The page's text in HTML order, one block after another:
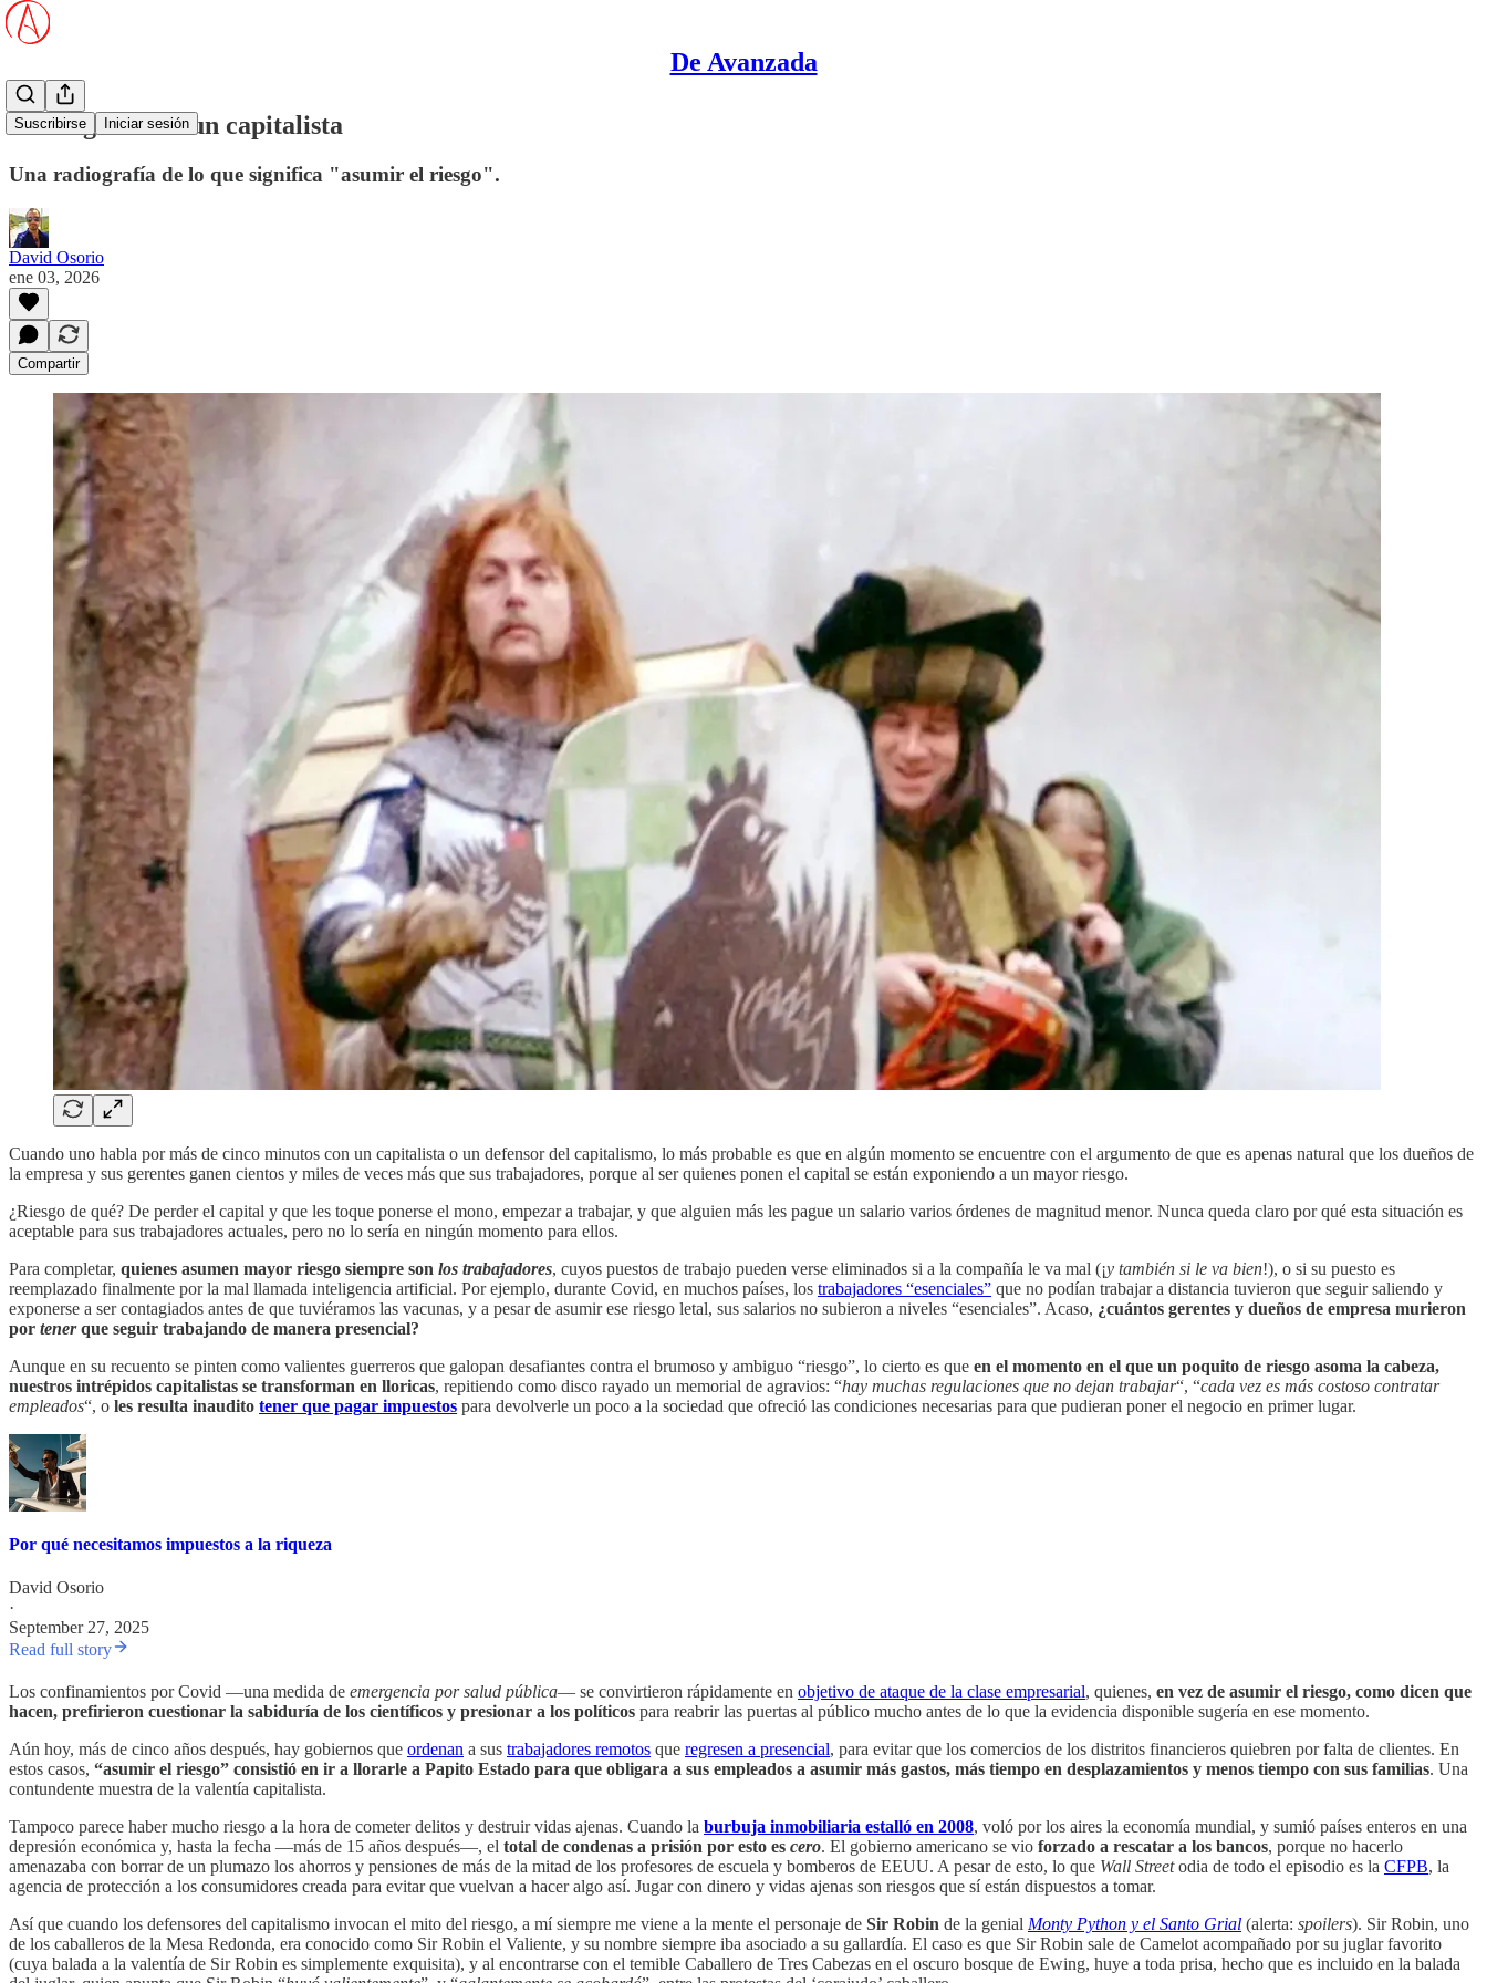
De Avanzada
Suscribirse Iniciar sesión
El riesgo de ser un capitalista
Una radiografía de lo que significa "asumir el riesgo".
David Osorio
ene 03, 2026
Compartir
Cuando uno habla por más de cinco minutos con un capitalista o un defensor del capitalismo, lo más probable es que en algún momento se encuentre con el argumento de que es apenas natural que los dueños de
la empresa y sus gerentes ganen cientos y miles de veces más que sus trabajadores, porque al ser quienes ponen el capital se están exponiendo a un mayor riesgo.
¿Riesgo de qué? De perder el capital y que les toque ponerse el mono, empezar a trabajar, y que alguien más les pague un salario varios órdenes de magnitud menor. Nunca queda claro por qué esta situación es
aceptable para sus trabajadores actuales, pero no lo sería en ningún momento para ellos.
Para completar, quienes asumen mayor riesgo siempre son los trabajadores, cuyos puestos de trabajo pueden verse eliminados si a la compañía le va mal (¡y también si le va bien!), o si su puesto es
reemplazado finalmente por la mal llamada inteligencia artificial. Por ejemplo, durante Covid, en muchos países, los trabajadores “esenciales” que no podían trabajar a distancia tuvieron que seguir saliendo y
exponerse a ser contagiados antes de que tuviéramos las vacunas, y a pesar de asumir ese riesgo letal, sus salarios no subieron a niveles “esenciales”. Acaso, ¿cuántos gerentes y dueños de empresa murieron
por tenerque seguir trabajando de manera presencial?
Aunque en su recuento se pinten como valientes guerreros que galopan desafiantes contra el brumoso y ambiguo “riesgo”, lo cierto es que en el momento en el que un poquito de riesgo asoma la cabeza,
nuestros intrépidos capitalistas se transforman en lloricas, repitiendo como disco rayado un memorial de agravios: “hay muchas regulaciones que no dejan trabajar“, “cada vez es más costoso contratar
empleados“, o les resulta inaudito tener que pagar impuestos para devolverle un poco a la sociedad que ofreció las condiciones necesarias para que pudieran poner el negocio en primer lugar.
Por qué necesitamos impuestos a la riqueza
David Osorio
·
September 27, 2025
Read full story
Los confinamientos por Covid —una medida de emergencia por salud pública— se convirtieron rápidamente en objetivo de ataque de la clase empresarial, quienes, en vez de asumir el riesgo, como dicen que
hacen, prefirieron cuestionar la sabiduría de los científicos y presionar a los políticos para reabrir las puertas al público mucho antes de lo que la evidencia disponible sugería en ese momento.
Aún hoy, más de cinco años después, hay gobiernos que ordenan a sus trabajadores remotos que regresen a presencial, para evitar que los comercios de los distritos financieros quiebren por falta de clientes. En
estos casos, “asumir el riesgo” consistió en ir a llorarle a Papito Estado para que obligara a sus empleados a asumir más gastos, más tiempo en desplazamientos y menos tiempo con sus familias. Una
contundente muestra de la valentía capitalista.
Tampoco parece haber mucho riesgo a la hora de cometer delitos y destruir vidas ajenas. Cuando la burbuja inmobiliaria estalló en 2008, voló por los aires la economía mundial, y sumió países enteros en una
depresión económica y, hasta la fecha —más de 15 años después—, el total de condenas a prisión por esto es cero. El gobierno americano se vio forzado a rescatar a los bancos, porque no hacerlo
amenazaba con borrar de un plumazo los ahorros y pensiones de más de la mitad de los profesores de escuela y bomberos de EEUU. A pesar de esto, lo que Wall Streetodia de todo el episodio es la CFPB, la
agencia de protección a los consumidores creada para evitar que vuelvan a hacer algo así. Jugar con dinero y vidas ajenas son riesgos que sí están dispuestos a tomar.
Así que cuando los defensores del capitalismo invocan el mito del riesgo, a mí siempre me viene a la mente el personaje de Sir Robin de la genial Monty Python y el Santo Grial (alerta: spoilers). Sir Robin, uno
de los caballeros de la Mesa Redonda, era conocido como Sir Robin el Valiente, y su nombre siempre iba asociado a su gallardía. El caso es que Sir Robin sale de Camelot acompañado por su juglar favorito
(cuya balada a la valentía de Sir Robin es simplemente exquisita), y al encontrarse con el temible Caballero de Tres Cabezas en el oscuro bosque de Ewing, huye a toda prisa, hecho que es incluido en la balada